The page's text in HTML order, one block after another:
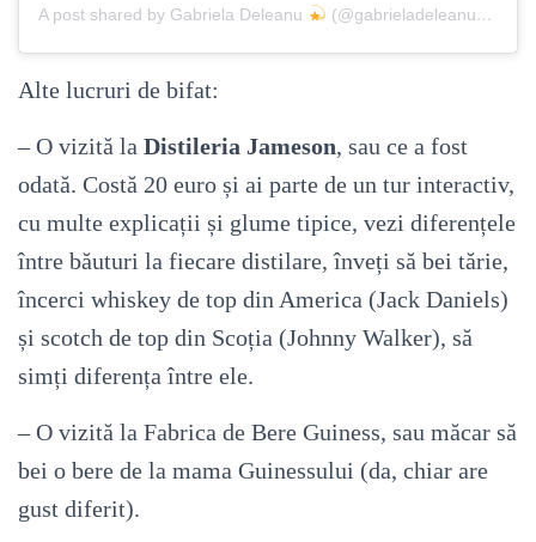
A post shared by Gabriela Deleanu (@gabrieladeleanu) on
Alte lucruri de bifat:
– O vizită la Distileria Jameson, sau ce a fost
odată. Costă 20 euro și ai parte de un tur interactiv,
cu multe explicații și glume tipice, vezi diferențele
între băuturi la fiecare distilare, înveți să bei tărie,
încerci whiskey de top din America (Jack Daniels)
și scotch de top din Scoția (Johnny Walker), să
simți diferența între ele.
– O vizită la Fabrica de Bere Guiness, sau măcar să
bei o bere de la mama Guinessului (da, chiar are
gust diferit).